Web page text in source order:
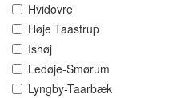
Hvidovre
Høje Taastrup
Ishøj
Ledøje-Smørum
Lyngby-Taarbæk